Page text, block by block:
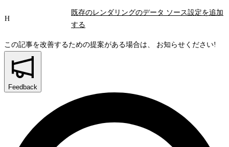
H
既存のレンダリングのデータ ソース設定を追加
する
この記事を改善するための提案がある場合は、 お知らせください!
Feedback